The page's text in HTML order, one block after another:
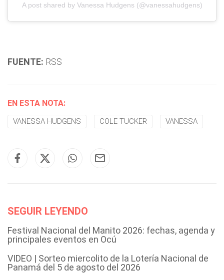
A post shared by Vanessa Hudgens (@vanessahudgens)
FUENTE: RSS
EN ESTA NOTA:
VANESSA HUDGENS COLE TUCKER VANESSA
SEGUIR LEYENDO
Festival Nacional del Manito 2026: fechas, agenda y
principales eventos en Ocú
VIDEO | Sorteo miercolito de la Lotería Nacional de
Panamá del 5 de agosto del 2026